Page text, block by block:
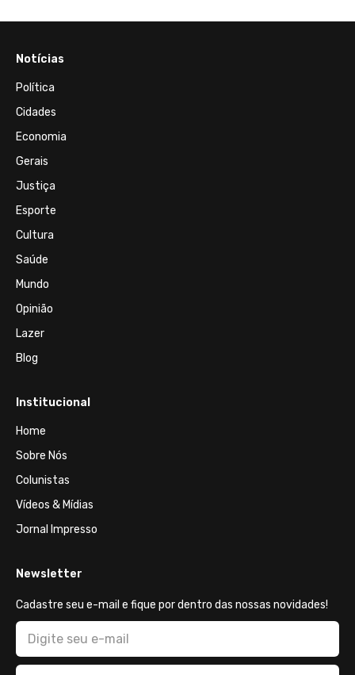
Notícias
Política
Cidades
Economia
Gerais
Justiça
Esporte
Cultura
Saúde
Mundo
Opinião
Lazer
Blog
Institucional
Home
Sobre Nós
Colunistas
Vídeos & Mídias
Jornal Impresso
Newsletter
Cadastre seu e-mail e fique por dentro das nossas novidades!